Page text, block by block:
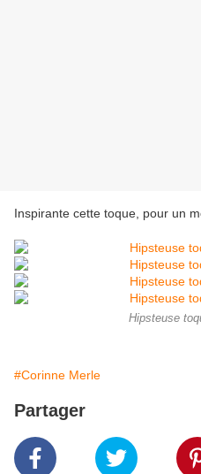
Inspirante cette toque, pour un
Hipsteuse
#Corinne Merle
Partager